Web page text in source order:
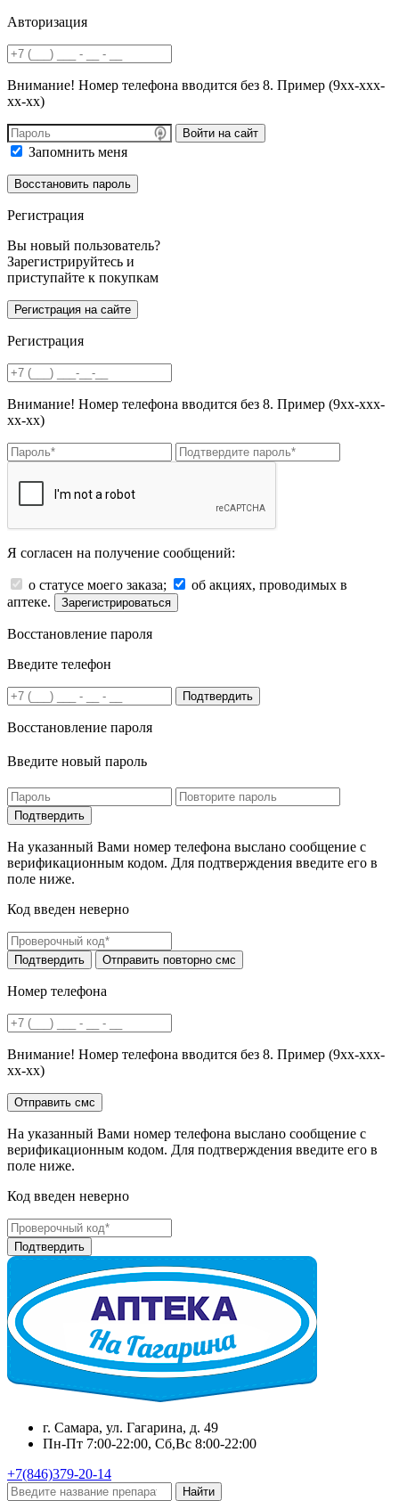
Авторизация
Внимание! Номер телефона вводится без 8. Пример (9хх-ххх-
хх-хх)
Войти на сайт
Запомнить меня
Регистрация
Вы новый пользователь?
Зарегистрируйтесь и
приступайте к покупкам
Регистрация
Внимание! Номер телефона вводится без 8. Пример (9хх-ххх-
хх-хх)
Я согласен на получение сообщений:
о статусе моего заказа;
об акциях, проводимых в
аптеке.
Зарегистрироваться
Восстановление пароля
Введите телефон
Подтвердить
Восстановление пароля
Введите новый пароль
На указанный Вами номер телефона выслано сообщение с
верификационным кодом. Для подтверждения введите его в
поле ниже.
Код введен неверно
Номер телефона
Внимание! Номер телефона вводится без 8. Пример (9хх-ххх-
хх-хх)
На указанный Вами номер телефона выслано сообщение с
верификационным кодом. Для подтверждения введите его в
поле ниже.
Код введен неверно
г. Самара, ул. Гагарина, д. 49
Пн-Пт 7:00-22:00, Сб,Вс 8:00-22:00
+7(846)379-20-14
Найти